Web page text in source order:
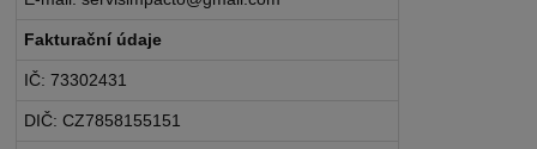
Fakturační údaje
IČ: 73302431
DIČ: CZ7858155151